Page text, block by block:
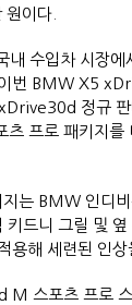
이다.
내 수입차 시장에
번 BMW X5
정규
프로 패키지를
는 BMW 인디
키드니 그릴 및
용해 세련된 인상
스포츠 프로